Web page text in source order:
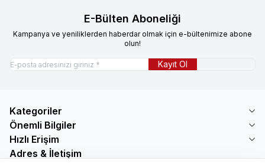
E-Bülten Aboneliği
Kampanya ve yeniliklerden haberdar olmak için e-bültenimize abone
olun!
Kayıt Ol
Kategoriler
Önemli Bilgiler
Hızlı Erişim
Adres & İletişim